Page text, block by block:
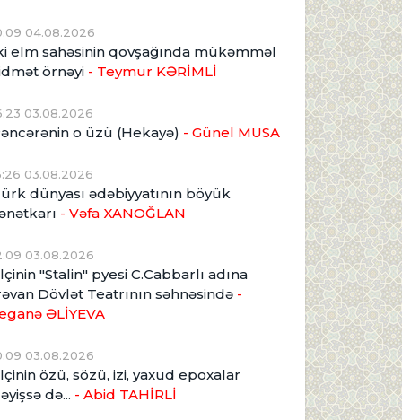
04.08.2026
elm sahəsinin qovşağında mükəmməl
örnəyi - Teymur KƏRİMLİ
03.08.2026
o üzü (Hekayə) - Günel MUSA
03.08.2026
dünyası ədəbiyyatının böyük
- Vəfa XANOĞLAN
03.08.2026
"Stalin" pyesi C.Cabbarlı adına
Dövlət Teatrının səhnəsində -
ƏLİYEVA
03.08.2026
özü, sözü, izi, yaxud epoxalar
də... - Abid TAHİRLİ